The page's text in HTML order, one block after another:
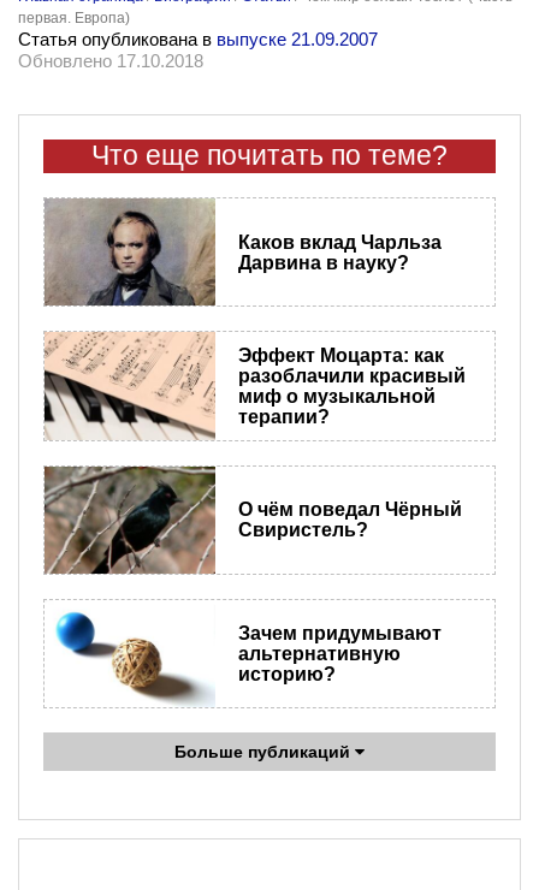
первая. Европа)
Статья опубликована в выпуске 21.09.2007
Обновлено 17.10.2018
Что еще почитать по теме?
Каков вклад Чарльза
Дарвина в науку?
Эффект Моцарта: как
разоблачили красивый
миф о музыкальной
терапии?
О чём поведал Чёрный
Свиристель?
Зачем придумывают
альтернативную
историю?
Больше публикаций